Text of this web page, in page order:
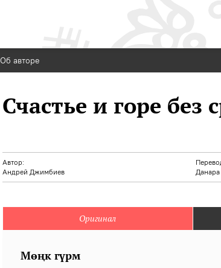
Об авторе
Счастье и горе без
Автор:
Андрей Джимбиев
Оригинал
Мөңк гүрм